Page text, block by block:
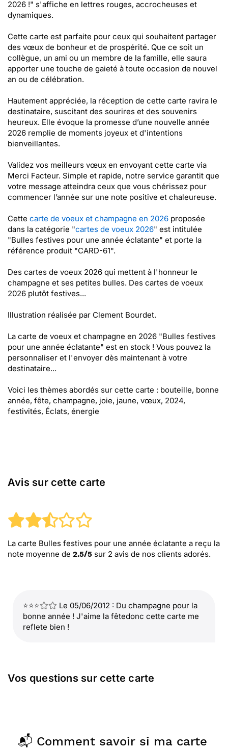
2026 !" s'affiche en lettres rouges, accrocheuses et
dynamiques.
Cette carte est parfaite pour ceux qui souhaitent partager
des vœux de bonheur et de prospérité. Que ce soit un
collègue, un ami ou un membre de la famille, elle saura
apporter une touche de gaieté à toute occasion de nouvel
an ou de célébration.
Hautement appréciée, la réception de cette carte ravira le
destinataire, suscitant des sourires et des souvenirs
heureux. Elle évoque la promesse d’une nouvelle année
2026 remplie de moments joyeux et d'intentions
bienveillantes.
Validez vos meilleurs vœux en envoyant cette carte via
Merci Facteur. Simple et rapide, notre service garantit que
votre message atteindra ceux que vous chérissez pour
commencer l’année sur une note positive et chaleureuse.
Cette carte de voeux et champagne en 2026 proposée
dans la catégorie "cartes de voeux 2026" est intitulée
"Bulles festives pour une année éclatante" et porte la
référence produit "CARD-61".
Des cartes de voeux 2026 qui mettent à l'honneur le
champagne et ses petites bulles. Des cartes de voeux
2026 plutôt festives...
Illustration réalisée par Clement Bourdet.
La carte de voeux et champagne en 2026 "Bulles festives
pour une année éclatante" est en stock ! Vous pouvez la
personnaliser et l'envoyer dès maintenant à votre
destinataire...
Voici les thèmes abordés sur cette carte : bouteille, bonne
année, fête, champagne, joie, jaune, vœux, 2024,
festivités, Éclats, énergie
Avis sur cette carte
La carte Bulles festives pour une année éclatante a reçu la
note moyenne de 2.5/5 sur 2 avis de nos clients adorés.
⭐⭐⭐
Le 05/06/2012 : Du champagne pour la
bonne année ! J'aime la fêtedonc cette carte me
reflete bien !
Vos questions sur cette carte
📬 Comment savoir si ma carte